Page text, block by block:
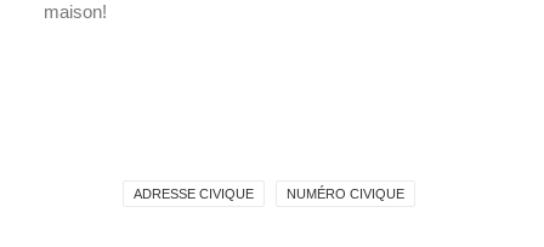
maison!
ADRESSE CIVIQUE NUMÉRO CIVIQUE